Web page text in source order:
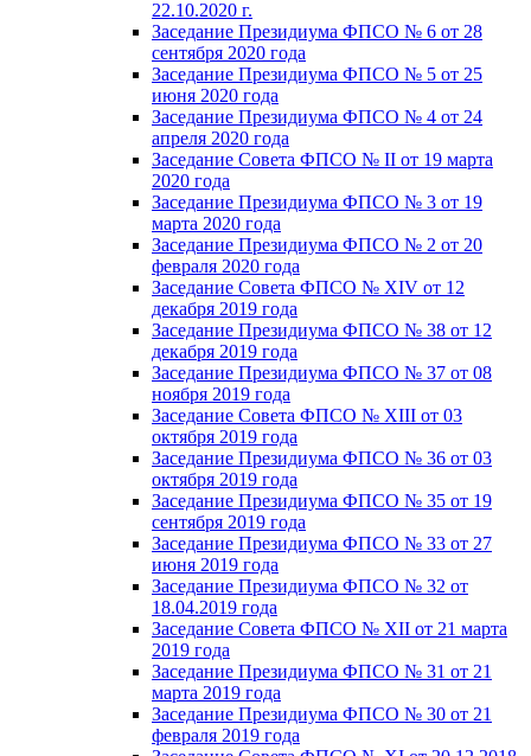
22.10.2020 г.
Заседание Президиума ФПСО № 6 от 28
сентября 2020 года
Заседание Президиума ФПСО № 5 от 25
июня 2020 года
Заседание Президиума ФПСО № 4 от 24
апреля 2020 года
Заседание Совета ФПСО № II от 19 марта
2020 года
Заседание Президиума ФПСО № 3 от 19
марта 2020 года
Заседание Президиума ФПСО № 2 от 20
февраля 2020 года
Заседание Совета ФПСО № XIV от 12
декабря 2019 года
Заседание Президиума ФПСО № 38 от 12
декабря 2019 года
Заседание Президиума ФПСО № 37 от 08
ноября 2019 года
Заседание Совета ФПСО № XIII от 03
октября 2019 года
Заседание Президиума ФПСО № 36 от 03
октября 2019 года
Заседание Президиума ФПСО № 35 от 19
сентября 2019 года
Заседание Президиума ФПСО № 33 от 27
июня 2019 года
Заседание Президиума ФПСО № 32 от
18.04.2019 года
Заседание Совета ФПСО № XII от 21 марта
2019 года
Заседание Президиума ФПСО № 31 от 21
марта 2019 года
Заседание Президиума ФПСО № 30 от 21
февраля 2019 года